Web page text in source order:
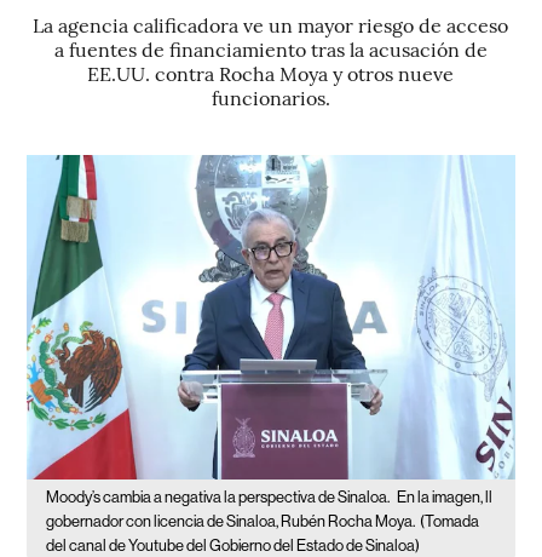
La agencia calificadora ve un mayor riesgo de acceso
a fuentes de financiamiento tras la acusación de
EE.UU. contra Rocha Moya y otros nueve
funcionarios.
Moody’s cambia a negativa la perspectiva de Sinaloa. En la imagen, ll
gobernador con licencia de Sinaloa, Rubén Rocha Moya. (Tomada
del canal de Youtube del Gobierno del Estado de Sinaloa)